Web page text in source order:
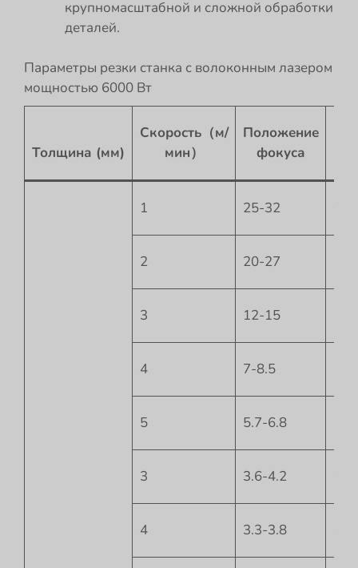
крупномасштабной и сложной обработки
деталей.
Параметры резки станка с волоконным лазером
мощностью 6000 Вт
Толщина (мм)
Скорость（м/
мин）
Положение
фокуса
1 25-32
2 20-27
3 12-15
4 7-8.5
5 5.7-6.8
3 3.6-4.2
4 3.3-3.8